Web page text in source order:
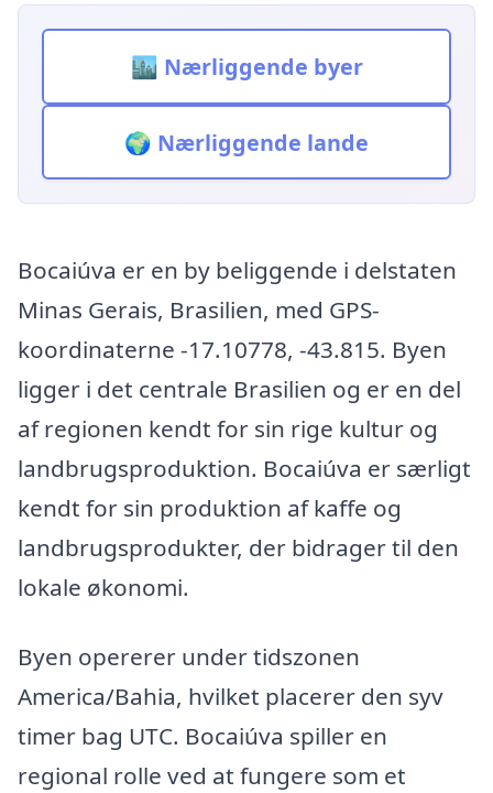
🏙️ Nærliggende byer
🌍 Nærliggende lande
Bocaiúva er en by beliggende i delstaten
Minas Gerais, Brasilien, med GPS-
koordinaterne -17.10778, -43.815. Byen
ligger i det centrale Brasilien og er en del
af regionen kendt for sin rige kultur og
landbrugsproduktion. Bocaiúva er særligt
kendt for sin produktion af kaffe og
landbrugsprodukter, der bidrager til den
lokale økonomi.
Byen opererer under tidszonen
America/Bahia, hvilket placerer den syv
timer bag UTC. Bocaiúva spiller en
regional rolle ved at fungere som et